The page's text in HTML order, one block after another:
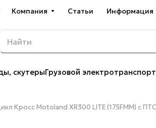
Компания Статьи Информация
скутерыГрузовой электротранспорт
Кросс Motoland XR300 LITE (175FMM) с